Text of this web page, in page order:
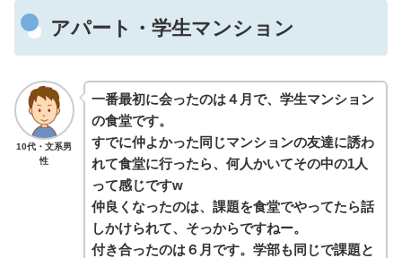
アパート・学生マンション
10代・文系男
性
一番最初に会ったのは４月で、学生マンション
の食堂です。
すでに仲よかった同じマンションの友達に誘わ
れて食堂に行ったら、何人かいてその中の1人
って感じですw
仲良くなったのは、課題を食堂でやってたら話
しかけられて、そっからですねー。
付き合ったのは６月です。学部も同じで課題と